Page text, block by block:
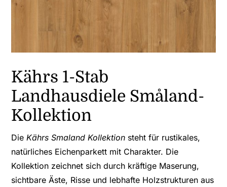
Kährs 1-Stab
Landhausdiele Småland-
Kollektion
Die Kährs Smaland Kollektion steht für rustikales,
natürliches Eichenparkett mit Charakter. Die
Kollektion zeichnet sich durch kräftige Maserung,
sichtbare Äste, Risse und lebhafte Holzstrukturen aus